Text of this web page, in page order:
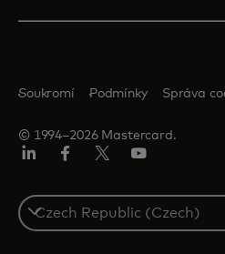
© 1994–2026 Mastercard.
Soukromí Podmínky Správa
Select
a
country